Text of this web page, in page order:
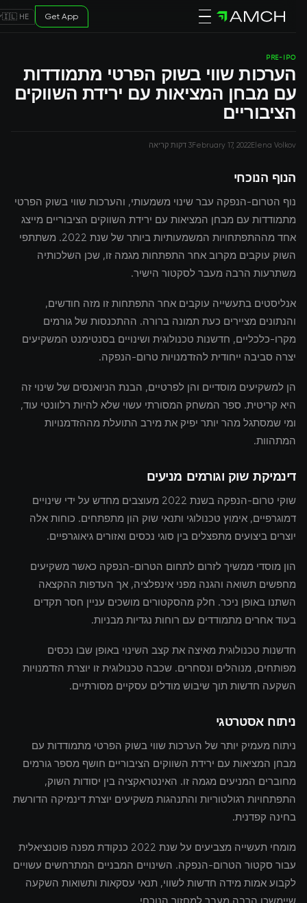
🇮🇱 HE Get App
PRE-IPO
הערכות שווי בשוק הפרטי מתמודדות
עם מבחן המציאות עם ירידת השווקים
הציבוריים
Elena Volkov
February 17, 20223 דקות קריאה
הנוף הנוכחי
נוף הטרום-הנפקה עבר שינוי משמעותי, והערכות שווי בשוק הפרטי
מתמודדות עם מבחן המציאות עם ירידת השווקים הציבוריים מייצג
אחד מההתפתחויות המשמעותיות ביותר של שנת 2022. משתתפי
השוק עוקבים מקרוב אחר התפתחות מגמה זו, שכן השלכותיה
משתרעות הרבה מעבר לסקטור הישיר.
אנליסטים בתעשייה עוקבים אחר התפתחות זו מזה חודשים,
והנתונים מציירים כעת תמונה ברורה. ההתכנסות של גורמים
מקרו-כלכליים, חדשנות טכנולוגית ושינויים בסנטימנט המשקיעים
יצרה סביבה ייחודית להזדמנויות טרום-הנפקה.
הן למשקיעים מוסדיים והן לפרטיים, הבנת הניואנסים של שינוי זה
היא קריטית. ספר המשחק המסורתי עשוי שלא להיות רלוונטי עוד,
ומי שמסתגל מהר יותר יפיק את מירב התועלת מההזדמנויות
המתהוות.
דינמיקת שוק וגורמים מניעים
שוקי טרום-הנפקה בשנת 2022 מעוצבים מחדש על ידי שינויים
דמוגרפיים, אימוץ טכנולוגי ותנאי שוק הון מתפתחים. כוחות אלה
יוצרים ביצועים מתפצלים בין סוגי נכסים ואזורים גיאוגרפיים.
הון מוסדי ממשיך לזרום לתחום הטרום-הנפקה כאשר משקיעים
מחפשים תשואה והגנה מפני אינפלציה, אך העדפות ההקצאה
השתנו באופן ניכר. חלק מהסקטורים מושכים עניין חסר תקדים
בעוד אחרים מתמודדים עם רוחות נגדיות מבניות.
חדשנות טכנולוגית מאיצה את קצב השינוי באופן שבו נכסים
מפותחים, מנוהלים ונסחרים. שכבה טכנולוגית זו יוצרת הזדמנויות
השקעה חדשות תוך שיבוש מודלים עסקיים מסורתיים.
ניתוח אסטרטגי
ניתוח מעמיק יותר של הערכות שווי בשוק הפרטי מתמודדות עם
מבחן המציאות עם ירידת השווקים הציבוריים חושף מספר גורמים
מחוברים המניעים מגמה זו. האינטראקציה בין יסודות השוק,
התפתחויות רגולטוריות והתנהגות משקיעים יוצרת דינמיקה הדורשת
בחינה קפדנית.
מומחי תעשייה מצביעים על שנת 2022 כנקודת מפנה פוטנציאלית
עבור סקטור הטרום-הנפקה. השינויים המבניים המתרחשים עשויים
לקבוע אמות מידה חדשות לשווי, תנאי עסקאות ותשואות השקעה